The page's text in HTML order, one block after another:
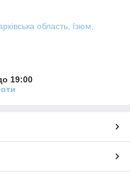
область, Ізюм,
19:00